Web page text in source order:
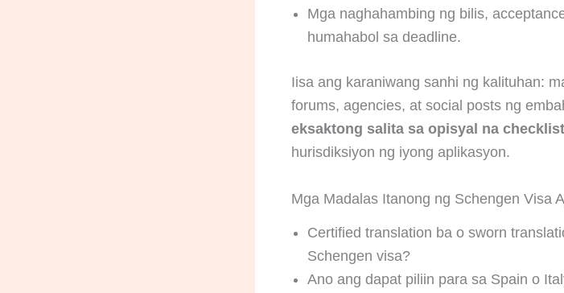
Mga naghahambing ng bilis,
humahabol sa deadline.
Iisa ang karaniwang sanhi ng kalituhan:
forums, agencies, at social posts ng
eksaktong salita sa opisyal na checklist
hurisdiksiyon ng iyong aplikasyon.
Mga Madalas Itanong ng Schengen Visa
Certified translation ba o sworn
Schengen visa?
Ano ang dapat piliin para sa Spain o